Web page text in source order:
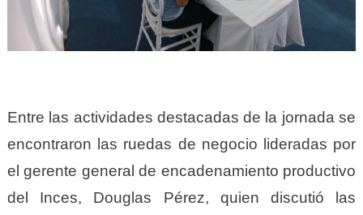
Entre las actividades destacadas de la jornada se
encontraron las ruedas de negocio
lideradas por
el gerente general de encadenamiento productivo
del Inces, Douglas Pérez, quien discutió las